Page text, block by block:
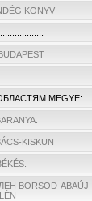
KÖNYV
MEGYE:
KISKUN
BORSOD-ABAÚJ-